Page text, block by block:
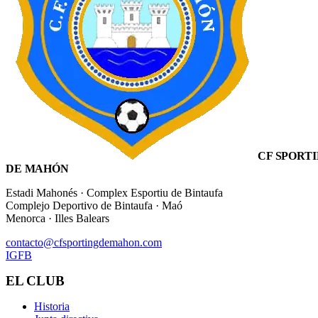
CF
DE MAHÓN
Estadi Mahonés · Complex Esportiu de Bintaufa
Complejo Deportivo de Bintaufa · Maó
Menorca · Illes Balears
contacto@cfsportingdemahon.com
IGFB
EL CLUB
Historia